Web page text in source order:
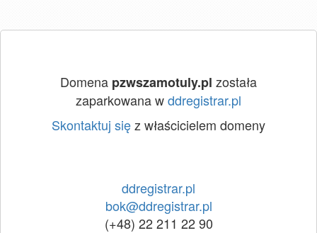
Domena pzwszamotuly.pl została
zaparkowana wddregistrar.pl
Skontaktuj sięz właścicielem domeny
ddregistrar.pl
bok@ddregistrar.pl
(+48) 22 211 22 90